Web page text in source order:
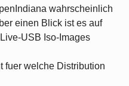
wahrscheinlich
einen Blick ist es auf
USB Iso-Images
fuer welche Distribution